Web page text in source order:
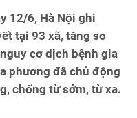
12/6, Hà Nội ghi
tại 93 xã, tăng so
cơ dịch bệnh gia
phương đã chủ động
chống từ sớm, từ xa.